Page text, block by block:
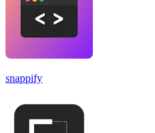
snappify